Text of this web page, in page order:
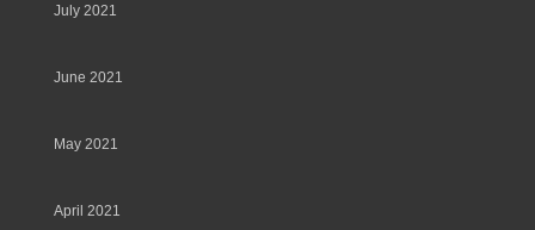
July 2021
June 2021
May 2021
April 2021